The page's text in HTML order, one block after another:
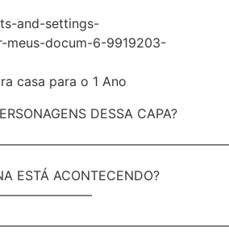
casa para o 1 Ano
DESSA CAPA?
ESTÁ ACONTECENDO?